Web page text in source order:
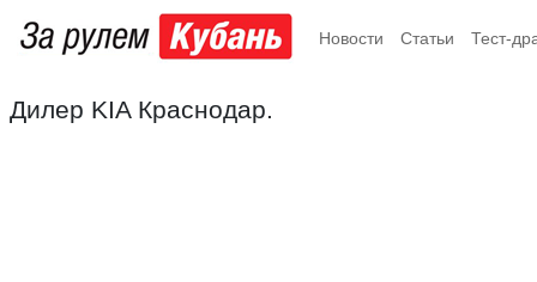
Новости Статьи Тест-
Дилер KIA Краснодар.